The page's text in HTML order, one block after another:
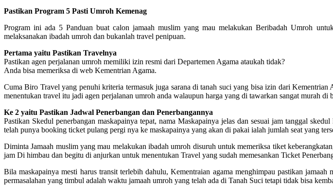
Pastikan Program 5 Pasti Umroh Kemenag
Program ini ada 5 Panduan buat calon jamaah muslim yang mau melakukan Beribadah Umroh
melaksanakan ibadah umroh dan bukanlah travel penipuan.
Pertama yaitu Pastikan Travelnya
Pastikan agen perjalanan umroh memiliki izin resmi dari Departemen Agama ataukah tidak?
Anda bisa memeriksa di web Kementrian Agama.
Cuma Biro Travel yang penuhi kriteria termasuk juga sarana di tanah suci yang bisa izin dari
menentukan travel itu jadi agen perjalanan umroh anda walaupun harga yang di tawarkan sangat murah di
Ke 2 yaitu Pastikan Jadwal Penerbangan dan Penerbangannya
Pastikan Skedul penerbangan maskapainya tepat, nama Maskapainya jelas dan sesuai jam tanggal
telah punya booking ticket pulang pergi nya ke maskapainya yang akan di pakai ialah jumlah seat yang
Diminta Jamaah muslim yang mau melakukan ibadah umroh disuruh untuk memeriksa tiket
jam Di himbau dan begitu di anjurkan untuk menentukan Travel yang sudah memesankan Ticket
Bila maskapainya mesti harus transit terlebih dahulu, Kementraian agama menghimpau pastikan
permasalahan yang timbul adalah waktu jamaah umroh yang telah ada di Tanah Suci tetapi tidak bisa